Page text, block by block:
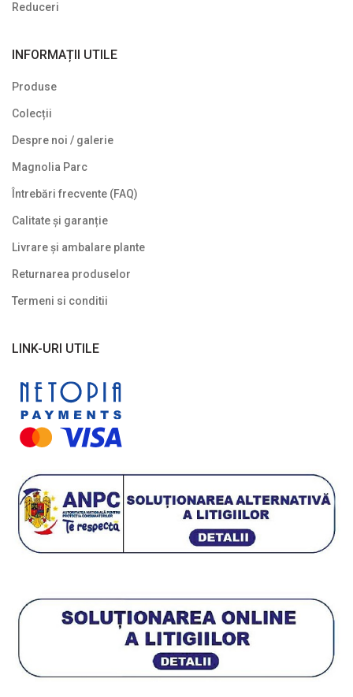
Reduceri
INFORMAȚII UTILE
Produse
Colecții
Despre noi / galerie
Magnolia Parc
Întrebări frecvente (FAQ)
Calitate și garanție
Livrare și ambalare plante
Returnarea produselor
Termeni si conditii
LINK-URI UTILE